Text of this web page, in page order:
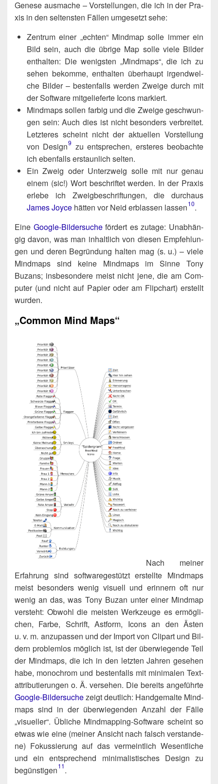
Gene­se aus­ma­che – Vor­stel­lun­gen, die ich in der Pra­
xis in den sel­tens­ten Fäl­len umge­setzt sehe:
Zen­trum einer „ech­ten“ Mind­map sol­le immer ein
Bild sein, auch die übri­ge Map sol­le vie­le Bil­der
ent­hal­ten: Die wenigs­ten „Mind­maps“, die ich zu
sehen bekom­me, ent­hal­ten über­haupt irgend­wel­
che Bil­der – bes­ten­falls wer­den Zwei­ge durch mit
der Soft­ware mit­ge­lie­fer­te Icons markiert.
Mind­maps sol­len far­big und die Zwei­ge geschwun­
gen sein: Auch dies ist nicht beson­ders ver­brei­tet.
Letz­te­res scheint nicht der aktu­el­len Vor­stel­lung
von Design​9 zu ent­spre­chen, ers­te­res beob­ach­te
ich eben­falls erstaun­lich selten.
Ein Zweig oder Unter­zweig sol­le mit nur genau
einem (sic!) Wort beschrif­tet wer­den. In der Pra­xis
erle­be ich Zweig­be­schrif­tun­gen, die durch­aus
James Joy­ce hät­ten vor Neid erblas­sen lassen​10.
Eine Goog­le-Bil­der­su­cheför­dert es zuta­ge: Unab­hän­
gig davon, was man inhalt­lich von die­sen Emp­feh­lun­
gen und deren Begrün­dung hal­ten mag (s. u.) – vie­le
Mind­maps sind kei­ne Mind­maps im Sin­ne Tony
Buzans; ins­be­son­de­re meist nicht jene, die am Com­
pu­ter (und nicht auf Papier oder am Flip­chart) erstellt
wurden.
„Common Mind Maps“
Nach mei­ner
Erfah­rung sind soft­ware­ge­stützt erstell­te Mind­maps
meist beson­ders wenig visu­ell und erin­nern oft nur
wenig an das, was Tony Buzan unter einer Mind­map
ver­steht: Obwohl die meis­ten Werk­zeu­ge es ermög­li­
chen, Far­be, Schrift, Ast­form, Icons an den Ästen
u. v. m. anzu­pas­sen und der Import von Clip­art und Bil­
dern pro­blem­los mög­lich ist, ist der über­wie­gen­de Teil
der Mind­maps, die ich in den letz­ten Jah­ren gese­hen
habe, mono­chrom und bes­ten­falls mit mini­ma­len Text­
at­tri­bu­tie­run­gen o. Ä. ver­se­hen. Die bereits ange­führ­te
Goog­le-Bil­der­su­chezeigt deut­lich: Hand­ge­mal­te Mind­
maps sind in der über­wie­gen­den Anzahl der Fäl­le
„visu­el­ler“. Übli­che Mind­map­ping-Soft­ware scheint so
etwas wie eine (mei­ner Ansicht nach falsch ver­stan­de­
ne) Fokus­sie­rung auf das ver­meint­lich Wesent­li­che
und ein ent­spre­chend mini­ma­lis­ti­sches Design zu
begünstigen​11.